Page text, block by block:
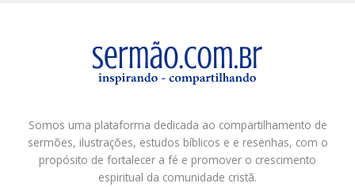
Somos uma plataforma dedicada ao compartilhamento de
sermões, ilustrações, estudos bíblicos e e resenhas, com o
propósito de fortalecer a fé e promover o crescimento
espiritual da comunidade cristã.